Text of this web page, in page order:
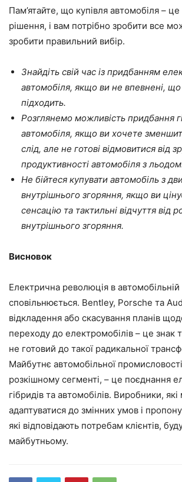
Пам’ятайте, що купівля автомобіля –
рішення, і вам потрібно зробити все
зробити правильний вибір.
Знайдіть свій час із придбанням
автомобіля, якщо ви не впевнені, що
підходить.
Розглянемо можливість придбання
автомобіля, якщо ви хочете
слід, але не готові відмовитися від
продуктивності автомобіля з
Не бійтеся купувати автомобіль з
внутрішнього згоряння, якщо ви
сенсацію та тактильні відчуття від
внутрішнього згоряння.
Висновок
Електрична революція в
сповільнюється. Bentley, Porsche та
відкладення або скасування планів
переходу до електромобілів – це знак
не готовий до такої радикальної
Майбутнє автомобільної
розкішному сегменті, – це поєднання
гібридів та автомобілів. Виробники,
адаптуватися до змінних умов і
які відповідають потребам клієнтів,
майбутньому.